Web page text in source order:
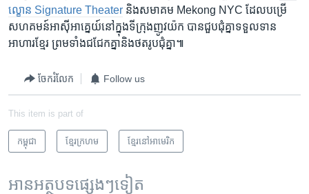
ល្ខោន Signature Theater និង​សមាគម Mekong NYC​ ដែល​បម្រើ​
សហគមន៍​អាស៊ី​អាគ្នេយ៍​នៅ​ក្នុង​ទី​ក្រុង​ញូវយ៉ក បាន​ជួបជុំ​គ្នាទទួល​ទាន​
អាហារ​ខ្មែរ ព្រម​ទាំង​ជជែក​គ្នានិង​ថត​រូបជុំ​គ្នា៕
ចែករំលែក Follow us
This item is part of
កម្ពុជា ខ្មែរ​ក្រហម ខ្មែរ​នៅ​អាមេរិក
អានអត្ថបទផ្សេងៗទៀត